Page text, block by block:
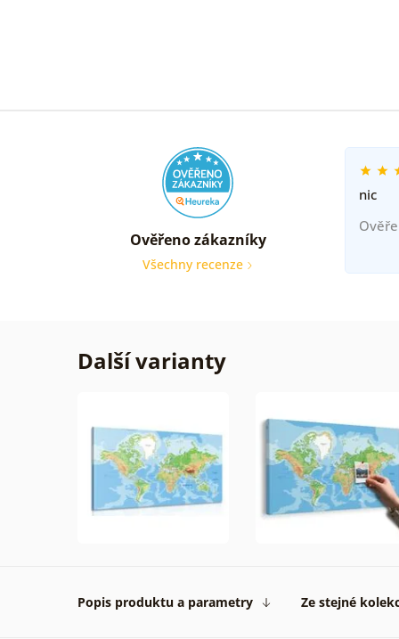
Ověřeno zákazníky
Všechny recenze
nic
Další varianty
Popis produktu a parametry Ze stejné